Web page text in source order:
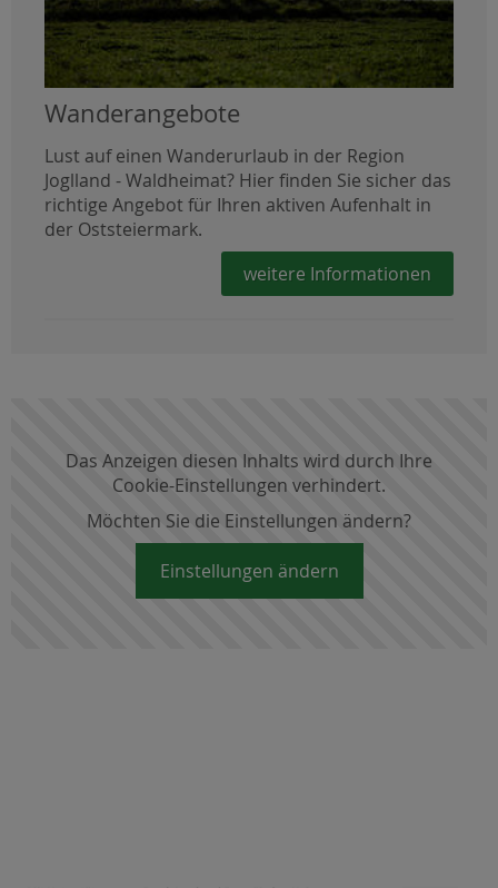
Wanderangebote
Lust auf einen Wanderurlaub in der Region
Joglland - Waldheimat? Hier finden Sie sicher das
richtige Angebot für Ihren aktiven Aufenhalt in
der Oststeiermark.
weitere Informationen
Das Anzeigen diesen Inhalts wird durch Ihre
Cookie-Einstellungen verhindert.
Möchten Sie die Einstellungen ändern?
Einstellungen ändern